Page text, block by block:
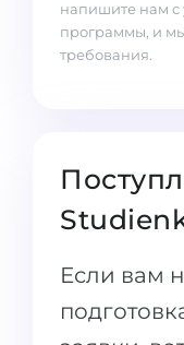
напишите нам с
программы, и
требования.
Если вам